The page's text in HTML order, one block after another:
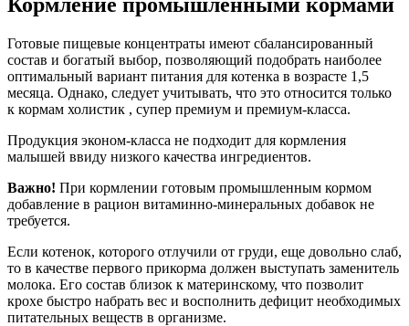
Готовые пищевые концентраты имеют сбалансированный
состав и богатый выбор, позволяющий подобрать наиболее
оптимальный вариант питания для котенка в возрасте 1,5
месяца. Однако, следует учитывать, что это относится только
к кормам холистик , супер премиум и премиум-класса.
Продукция эконом-класса не подходит для кормления
малышей ввиду низкого качества ингредиентов.
Важно! При кормлении готовым промышленным кормом
добавление в рацион витаминно-минеральных добавок не
требуется.
Если котенок, которого отлучили от груди, еще довольно слаб,
то в качестве первого прикорма должен выступать заменитель
молока. Его состав близок к материнскому, что позволит
крохе быстро набрать вес и восполнить дефицит необходимых
питательных веществ в организме.